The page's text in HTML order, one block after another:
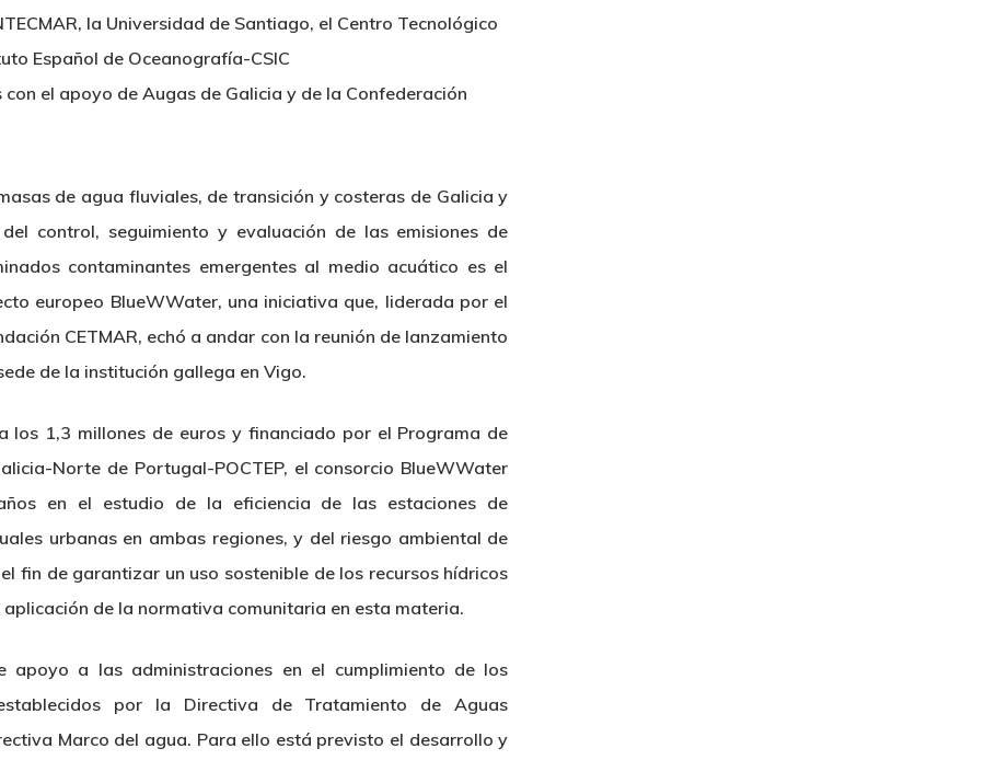
la Universidad de Santiago, el Centro Tecnológico
Español de Oceanografía-CSIC
el apoyo de Augas de Galicia y de la Confederación
de agua fluviales, de transición y costeras de Galicia y
control, seguimiento y evaluación de las emisiones de
contaminantes emergentes al medio acuático es el
europeo BlueWWater, una iniciativa que, liderada por el
CETMAR, echó a andar con la reunión de lanzamiento
de la institución gallega en Vigo.
los 1,3 millones de euros y financiado por el Programa de
Norte de Portugal-POCTEP, el consorcio BlueWWater
en el estudio de la eficiencia de las estaciones de
urbanas en ambas regiones, y del riesgo ambiental de
fin de garantizar un uso sostenible de los recursos hídricos
de la normativa comunitaria en esta materia.
apoyo a las administraciones en el cumplimiento de los
por la Directiva de Tratamiento de Aguas
Marco del agua. Para ello está previsto el desarrollo y